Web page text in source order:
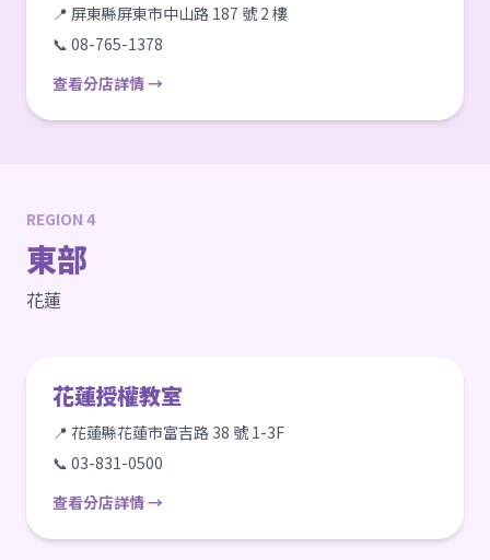
📍 屏東縣屏東市中山路 187 號 2 樓
📞 08-765-1378
查看分店詳情 →
REGION 4
東部
花蓮
花蓮授權教室
📍 花蓮縣花蓮市富吉路 38 號 1-3F
📞 03-831-0500
查看分店詳情 →